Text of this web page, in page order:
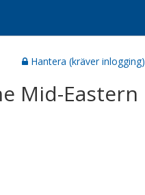
Hantera (kräver inlogging)
Mid-Eastern